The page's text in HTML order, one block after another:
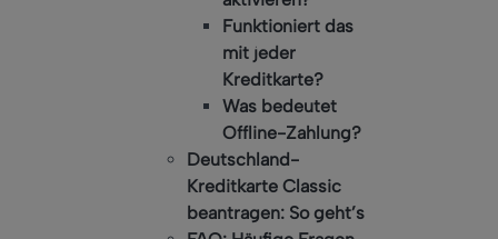
Funktioniert das
mit jeder
Kreditkarte?
Was bedeutet
Offline-Zahlung?
Deutschland-
Kreditkarte Classic
beantragen: So geht’s